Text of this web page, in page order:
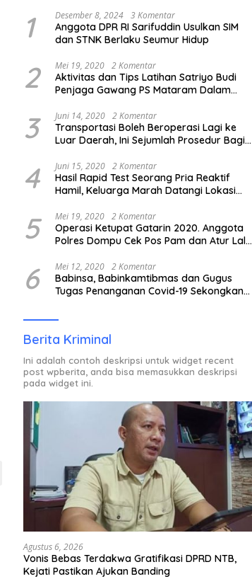
1 Desember 8, 2024 3 Komentar
Anggota DPR RI Sarifuddin Usulkan SIM
dan STNK Berlaku Seumur Hidup
2 Mei 19, 2020 2 Komentar
Aktivitas dan Tips Latihan Satriyo Budi
Penjaga Gawang PS Mataram Dalam
3 Juni 14, 2020 2 Komentar
Transportasi Boleh Beroperasi Lagi ke
Luar Daerah, Ini Sejumlah Prosedur Bagi
4 Juni 15, 2020 2 Komentar
Hasil Rapid Test Seorang Pria Reaktif
Hamil, Keluarga Marah Datangi Lokasi
5 Mei 19, 2020 2 Komentar
Operasi Ketupat Gatarin 2020. Anggota
Polres Dompu Cek Pos Pam dan Atur Lalu
6 Mei 12, 2020 2 Komentar
Babinsa, Babinkamtibmas dan Gugus
Tugas Penanganan Covid-19 Sekongkang
ODP.
Berita Kriminal
Ini adalah contoh deskripsi untuk widget recent
post wpberita, anda bisa memasukkan deskripsi
pada widget ini.
Agustus 6, 2026
Vonis Bebas Terdakwa Gratifikasi DPRD NTB,
Kejati Pastikan Ajukan Banding